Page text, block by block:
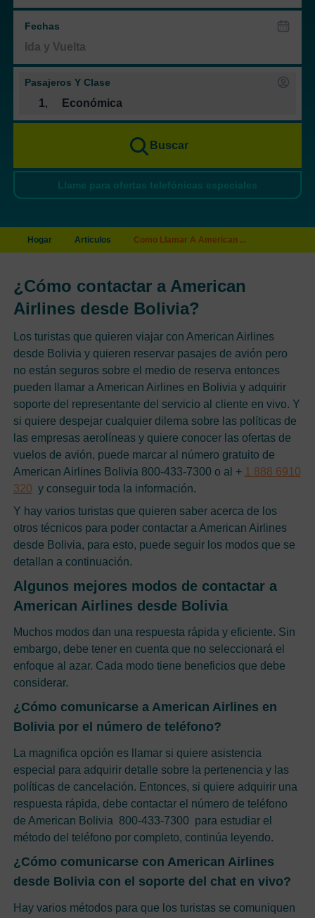
Fechas
Pasajeros Y Clase
1, Económica
Buscar
Llame para ofertas telefónicas especiales
Hogar Articulos Como Llamar A American ...
¿Cómo contactar a American
Airlines desde Bolivia?
Los turistas que quieren viajar con American Airlines
desde Bolivia y quieren reservar pasajes de avión pero
no están seguros sobre el medio de reserva entonces
pueden llamar a American Airlines en Bolivia y adquirir
soporte del representante del servicio al cliente en vivo. Y
si quiere despejar cualquier dilema sobre las políticas de
las empresas aerolíneas y quiere conocer las ofertas de
vuelos de avión, puede marcar al número gratuito de
American Airlines Bolivia 800-433-7300 o al + 1 888 6910
320 y conseguir toda la información.
Y hay varios turistas que quieren saber acerca de los
otros técnicos para poder contactar a American Airlines
desde Bolivia, para esto, puede seguir los modos que se
detallan a continuación.
Algunos mejores modos de contactar a
American Airlines desde Bolivia
Muchos modos dan una respuesta rápida y eficiente. Sin
embargo, debe tener en cuenta que no seleccionará el
enfoque al azar. Cada modo tiene beneficios que debe
considerar.
¿Cómo comunicarse a American Airlines en
Bolivia por el número de teléfono?
La magnifica opción es llamar si quiere asistencia
especial para adquirir detalle sobre la pertenencia y las
políticas de cancelación. Entonces, si quiere adquirir una
respuesta rápida, debe contactar el número de teléfono
de American Bolivia 800-433-7300 para estudiar el
método del teléfono por completo, continúa leyendo.
¿Cómo comunicarse con American Airlines
desde Bolivia con el soporte del chat en vivo?
Hay varios métodos para que los turistas se comuniquen